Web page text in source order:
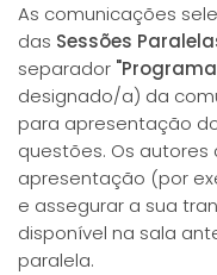
As comunicações
das Sessões
separador
designado/a) da
para apresentação
questões. Os
apresentação (por
e assegurar a sua
disponível na sala
paralela.